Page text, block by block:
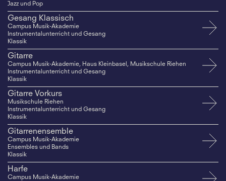
Jazz und Pop
Gesang Klassisch
Campus Musik-Akademie
Instrumentalunterricht und Gesang
Klassik
Gitarre
Campus Musik-Akademie, Haus Kleinbasel, Musikschule Riehen
Instrumentalunterricht und Gesang
Klassik
Gitarre Vorkurs
Musikschule Riehen
Instrumentalunterricht und Gesang
Klassik
Gitarrenensemble
Campus Musik-Akademie
Ensembles und Bands
Klassik
Harfe
Campus Musik-Akademie